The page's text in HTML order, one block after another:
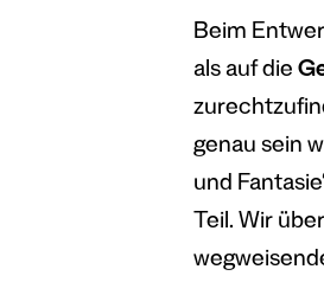
Beim
als auf die
genau sein
und
Teil. Wir